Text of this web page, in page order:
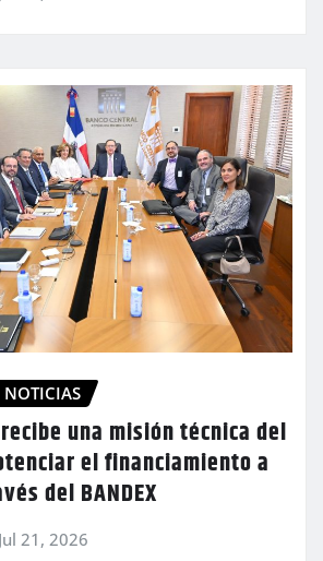
NOTICIAS
una misión técnica del
el financiamiento a
del BANDEX
Jul 21, 2026